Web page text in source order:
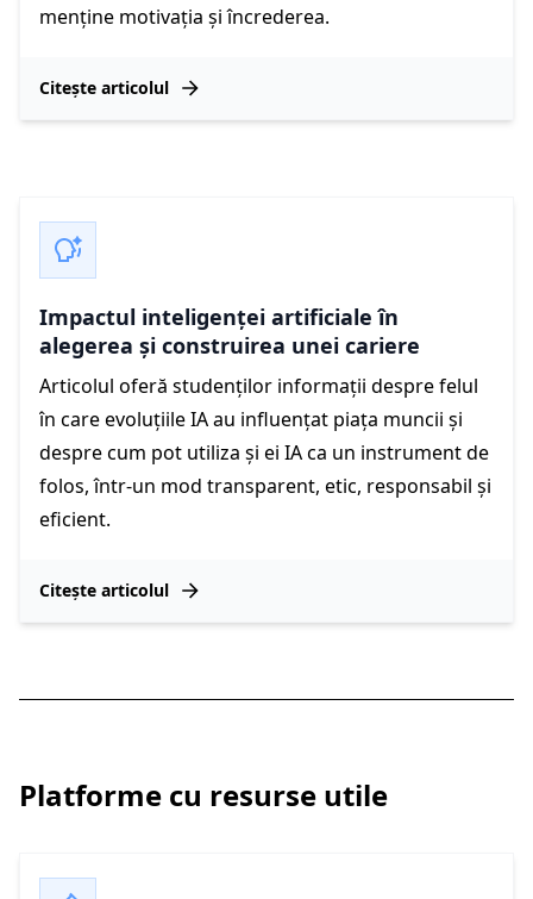
menține motivația și încrederea.
Citește articolul
Impactul inteligenței artificiale în
alegerea și construirea unei cariere
Articolul oferă studenților informații despre felul
în care evoluțiile IA au influențat piața muncii și
despre cum pot utiliza și ei IA ca un instrument de
folos, într-un mod transparent, etic, responsabil și
eficient.
Citește articolul
Platforme cu resurse utile